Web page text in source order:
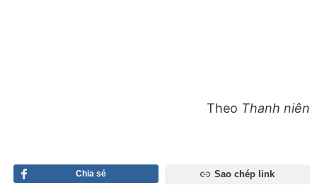
Theo Thanh niên
Chia sẻ Sao chép link